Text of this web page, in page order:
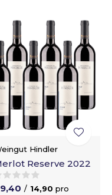
Hindler
Reserve 2022
/ 14,90 pro